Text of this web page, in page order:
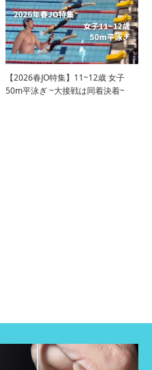
【2026春JO特集】11~12歳 女子
50m平泳ぎ ~大接戦は同着決着~